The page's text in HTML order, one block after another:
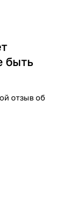
быть
отзыв об